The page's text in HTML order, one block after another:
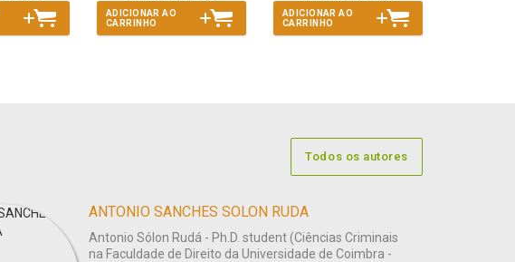
ADICIONAR AO
CARRINHO
ADICIONAR AO
CARRINHO
Todos os autores
ANTONIO SANCHES SOLON RUDA
Antonio Sólon Rudá - Ph.D. student (Ciências Criminais
na Faculdade de Direito da Universidade de Coimbra -